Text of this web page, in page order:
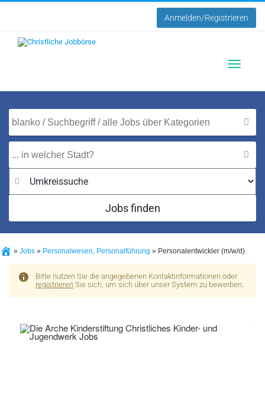
Anmelden/Registrieren
Jobs finden
» Jobs » Personalwesen, Personalführung » Personalentwickler (m/w/d)
Bitte nutzen Sie die angegebenen Kontaktinformationen oder
registrieren Sie sich, um sich über unser System zu bewerben.